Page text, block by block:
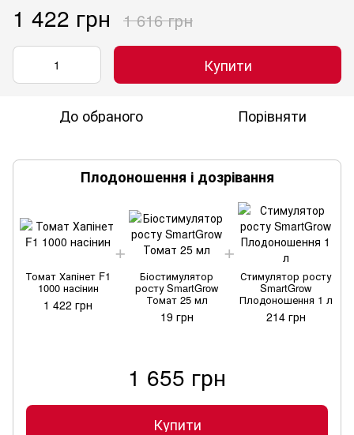
1 422 грн 1 616 грн
Купити
До обраного Порівняти
Плодоношення і дозрівання
Томат Хапінет F1
1000 насінин
1 422 грн
Біостимулятор
росту SmartGrow
Томат 25 мл
19 грн
Стимулятор росту
SmartGrow
Плодоношення 1 л
214 грн
1 655 грн
Купити